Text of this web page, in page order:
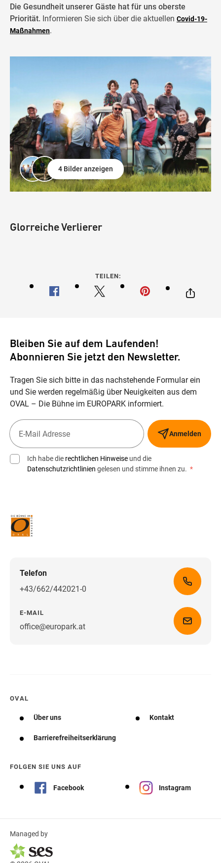
Die Gesundheit unserer Gäste hat für uns oberste
Priorität. Informieren Sie sich über die aktuellen Covid-19-
Maßnahmen.
4 Bilder anzeigen
Glorreiche Verlierer
TEILEN:
Bleiben Sie auf dem Laufenden!
Abonnieren Sie jetzt den Newsletter.
Tragen Sie sich bitte in das nachstehende Formular ein
und Sie werden regelmäßig über Neuigkeiten aus dem
OVAL – Die Bühne im EUROPARK informiert.
Anmelden
Ich habe die rechtlichen Hinweise und die
Datenschutzrichtlinien gelesen und stimme ihnen zu. *
Telefon
+43/662/442021-0
E-MAIL
office@europark.atWegbeschreibung erhalten
OVAL
Über uns Kontakt
Barrierefreiheitserklärung
FOLGEN SIE UNS AUF
Facebook Instagram
Managed by